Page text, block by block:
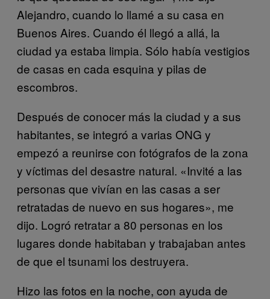
Alejandro, cuando lo llamé a su casa en
Buenos Aires. Cuando él llegó a allá, la
ciudad ya estaba limpia. Sólo había vestigios
de casas en cada esquina y pilas de
escombros.
Después de conocer más la ciudad y a sus
habitantes, se integró a varias ONG y
empezó a reunirse con fotógrafos de la zona
y víctimas del desastre natural. «Invité a las
personas que vivían en las casas a ser
retratadas de nuevo en sus hogares», me
dijo. Logró retratar a 80 personas en los
lugares donde habitaban y trabajaban antes
de que el tsunami los destruyera.
Hizo las fotos en la noche, con ayuda de